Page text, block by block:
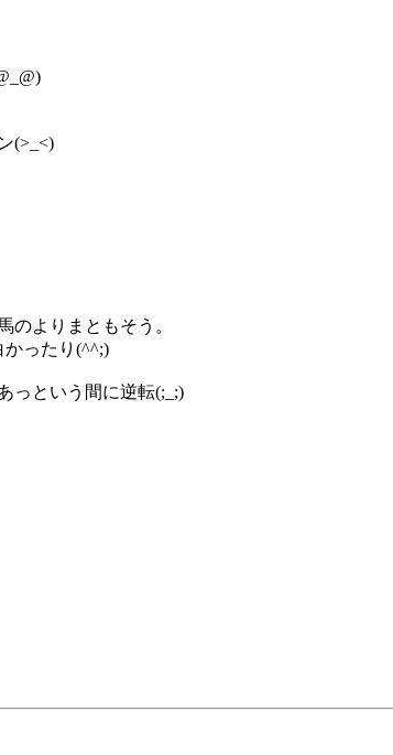
(>_<)
のよりまともそう。
かったり(^^;)
っという間に逆転(;_;)